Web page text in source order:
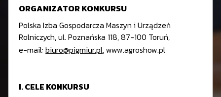
ORGANIZATOR KONKURSU
Polska Izba Gospodarcza Maszyn i Urządzeń
Rolniczych, ul. Poznańska 118, 87-100 Toruń,
e-mail:biuro@pigmiur.pl,www.agroshow.pl
I. CELE KONKURSU